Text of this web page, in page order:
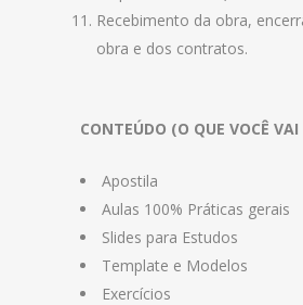
Recebimento da obra,
obra e dos contratos.
CONTEÚDO (O QUE VOCÊ VAI
Apostila
Aulas 100% Práticas gerais
Slides para Estudos
Template e Modelos
Exercícios